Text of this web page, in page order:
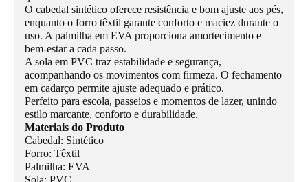
O cabedal sintético oferece resistência e bom ajuste aos pés,
enquanto o forro têxtil garante conforto e maciez durante o
uso. A palmilha em EVA proporciona amortecimento e
bem-estar a cada passo.
A sola em PVC traz estabilidade e segurança,
acompanhando os movimentos com firmeza. O fechamento
em cadarço permite ajuste adequado e prático.
Perfeito para escola, passeios e momentos de lazer, unindo
estilo marcante, conforto e durabilidade.
Materiais do Produto
Cabedal: Sintético
Forro: Têxtil
Palmilha: EVA
Sola: PVC